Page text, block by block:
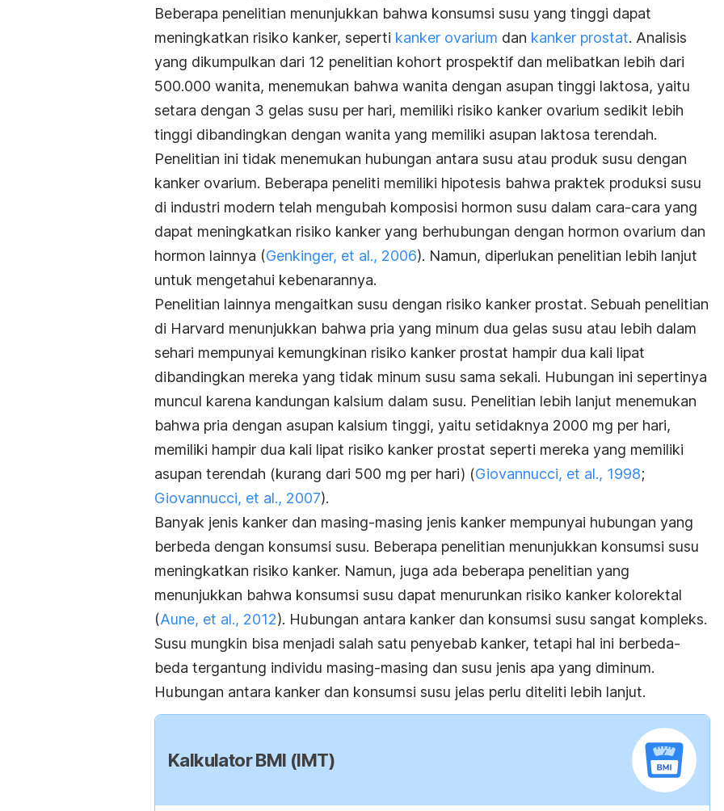
Beberapa penelitian menunjukkan bahwa konsumsi susu yang tinggi dapat
meningkatkan risiko kanker, seperti kanker ovarium dan kanker prostat. Analisis
yang dikumpulkan dari 12 penelitian kohort prospektif dan melibatkan lebih dari
500.000 wanita, menemukan bahwa wanita dengan asupan tinggi laktosa, yaitu
setara dengan 3 gelas susu per hari, memiliki risiko kanker ovarium sedikit lebih
tinggi dibandingkan dengan wanita yang memiliki asupan laktosa terendah.
Penelitian ini tidak menemukan hubungan antara susu atau produk susu dengan
kanker ovarium. Beberapa peneliti memiliki hipotesis bahwa praktek produksi susu
di industri modern telah mengubah komposisi hormon susu dalam cara-cara yang
dapat meningkatkan risiko kanker yang berhubungan dengan hormon ovarium dan
hormon lainnya (Genkinger, et al., 2006). Namun, diperlukan penelitian lebih lanjut
untuk mengetahui kebenarannya.
Penelitian lainnya mengaitkan susu dengan risiko kanker prostat. Sebuah penelitian
di Harvard menunjukkan bahwa pria yang minum dua gelas susu atau lebih dalam
sehari mempunyai kemungkinan risiko kanker prostat hampir dua kali lipat
dibandingkan mereka yang tidak minum susu sama sekali. Hubungan ini sepertinya
muncul karena kandungan kalsium dalam susu. Penelitian lebih lanjut menemukan
bahwa pria dengan asupan kalsium tinggi, yaitu setidaknya 2000 mg per hari,
memiliki hampir dua kali lipat risiko kanker prostat seperti mereka yang memiliki
asupan terendah (kurang dari 500 mg per hari) (Giovannucci, et al., 1998;
Giovannucci, et al., 2007).
Banyak jenis kanker dan masing-masing jenis kanker mempunyai hubungan yang
berbeda dengan konsumsi susu. Beberapa penelitian menunjukkan konsumsi susu
meningkatkan risiko kanker. Namun, juga ada beberapa penelitian yang
menunjukkan bahwa konsumsi susu dapat menurunkan risiko kanker kolorektal
(Aune, et al., 2012). Hubungan antara kanker dan konsumsi susu sangat kompleks.
Susu mungkin bisa menjadi salah satu penyebab kanker, tetapi hal ini berbeda-
beda tergantung individu masing-masing dan susu jenis apa yang diminum.
Hubungan antara kanker dan konsumsi susu jelas perlu diteliti lebih lanjut.
Kalkulator BMI (IMT)